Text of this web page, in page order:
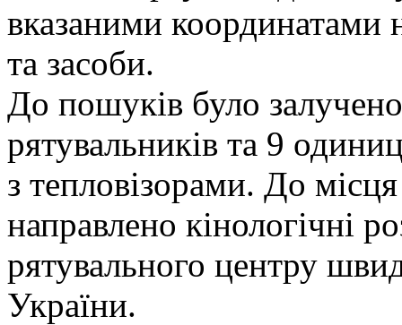
вказаними координатами
та засоби.
До пошуків було
рятувальників та 9
з тепловізорами. До
направлено кінологічні
рятувального центру
України.